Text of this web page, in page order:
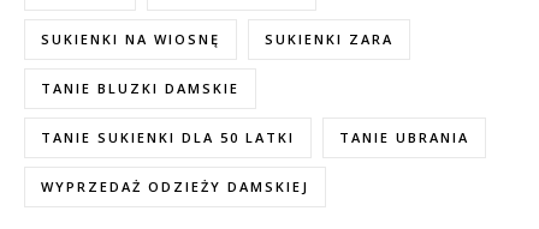
SUKIENKI NA WIOSNĘ SUKIENKI ZARA
TANIE BLUZKI DAMSKIE
TANIE SUKIENKI DLA 50 LATKI TANIE UBRANIA
WYPRZEDAŻ ODZIEŻY DAMSKIEJ